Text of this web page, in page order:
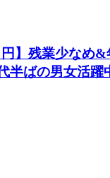
】残業少なめ
半ばの男女活躍